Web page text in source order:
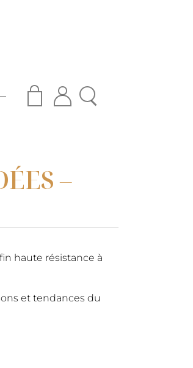
–
haute résistance à
et tendances du